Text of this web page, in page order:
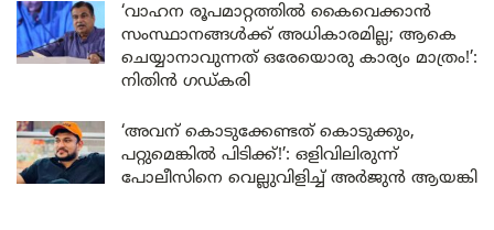
‘വാഹന രൂപമാറ്റത്തിൽ കൈവെക്കാൻ
സംസ്ഥാനങ്ങൾക്ക് അധികാരമില്ല; ആകെ
ചെയ്യാനാവുന്നത് ഒരേയൊരു കാര്യം മാത്രം!’:
നിതിൻ ഗഡ്കരി
‘അവന് കൊടുക്കേണ്ടത് കൊടുക്കും,
പറ്റുമെങ്കിൽ പിടിക്ക്!’: ഒളിവിലിരുന്ന്
പോലീസിനെ വെല്ലുവിളിച്ച് അർജുൻ ആയങ്കി